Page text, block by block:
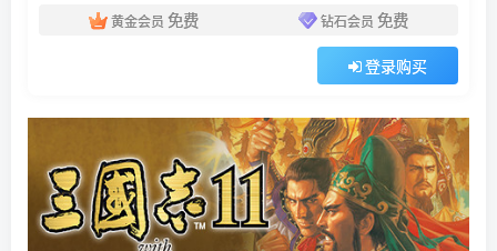
黄金会员 免费 钻石会员 免费
登录购买